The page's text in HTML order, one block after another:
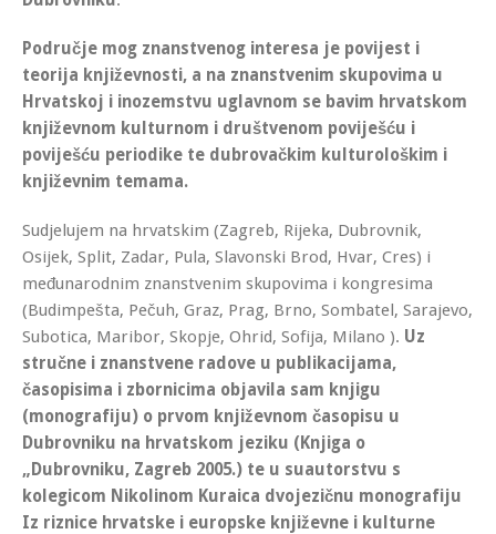
Područje mog znanstvenog interesa je povijest i
teorija književnosti, a na znanstvenim skupovima u
Hrvatskoj i inozemstvu uglavnom se bavim hrvatskom
književnom kulturnom i društvenom poviješću i
poviješću periodike te dubrovačkim kulturološkim i
književnim temama.
Sudjelujem na hrvatskim (Zagreb, Rijeka, Dubrovnik,
Osijek, Split, Zadar, Pula, Slavonski Brod, Hvar, Cres) i
međunarodnim znanstvenim skupovima i kongresima
(Budimpešta, Pečuh, Graz, Prag, Brno, Sombatel, Sarajevo,
Subotica, Maribor, Skopje, Ohrid, Sofija, Milano ). Uz
stručne i znanstvene radove u publikacijama,
časopisima i zbornicima objavila sam knjigu
(monografiju) o prvom književnom časopisu u
Dubrovniku na hrvatskom jeziku (Knjiga o
„Dubrovniku, Zagreb 2005.) te u suautorstvu s
kolegicom Nikolinom Kuraica dvojezičnu monografiju
Iz riznice hrvatske i europske književne i kulturne